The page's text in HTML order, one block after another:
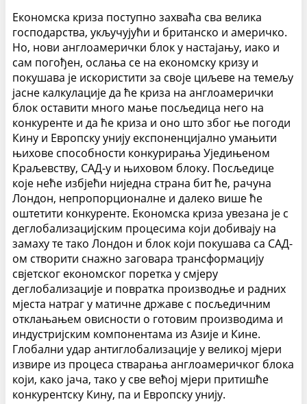
Економска криза поступно захваћа сва велика
господарства, укључујући и британско и америчко.
Но, нови англоамерички блок у настајању, иако и
сам погођен, ослања се на економску кризу и
покушава је искористити за своје циљеве на темељу
јасне калкулације да ће криза на англоамерички
блок оставити много мање посљедица него на
конкуренте и да ће криза и оно што због ње погоди
Кину и Европску унију експоненцијално умањити
њихове способности конкурирања Уједињеном
Краљевству, САД-у и њиховом блоку. Посљедице
које неће избјећи ниједна страна бит ће, рачуна
Лондон, непропорционалне и далеко више ће
оштетити конкуренте. Економска криза увезана је с
деглобализацијским процесима који добивају на
замаху те тако Лондон и блок који покушава са САД-
ом створити снажно заговара трансформацију
свјетског економског поретка у смјеру
деглобализације и повратка производње и радних
мјеста натраг у матичне државе с посљедичним
отклањањем овисности о готовим производима и
индустријским компонентама из Азије и Кине.
Глобални удар антиглобализације у великој мјери
извире из процеса стварања англоамеричког блока
који, како јача, тако у све већој мјери притишће
конкурентску Кину, па и Европску унију.